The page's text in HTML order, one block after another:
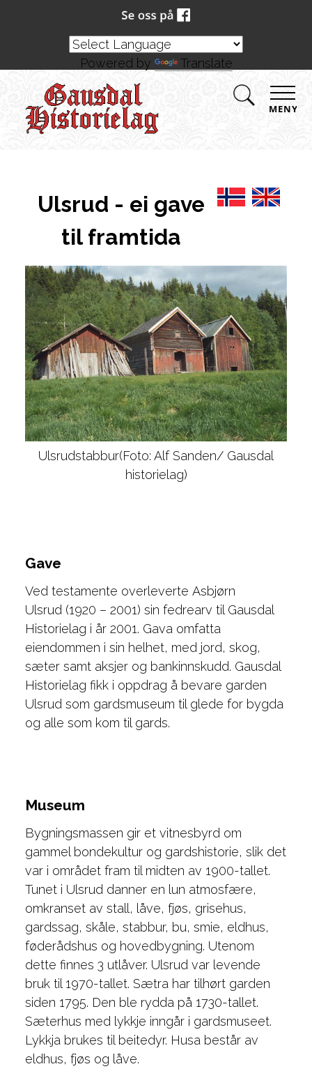
MENY
Ulsrud - ei gave
til framtida
Ulsrudstabbur(Foto: Alf Sanden/ Gausdal
historielag)
Gave
Ved testamente overleverte Asbjørn
Ulsrud (1920 – 2001) sin fedrearv til Gausdal
Historielag i år 2001. Gava omfatta
eiendommen i sin helhet, med jord, skog,
sæter samt aksjer og bankinnskudd. Gausdal
Historielag fikk i oppdrag å bevare garden
Ulsrud som gardsmuseum til glede for bygda
og alle som kom til gards.
Museum
Bygningsmassen gir et vitnesbyrd om
gammel bondekultur og gardshistorie, slik det
var i området fram til midten av 1900-tallet.
Tunet i Ulsrud danner en lun atmosfære,
omkranset av stall, låve, fjøs, grisehus,
gardssag, skåle, stabbur, bu, smie, eldhus,
føderådshus og hovedbygning. Utenom
dette finnes 3 utlåver. Ulsrud var levende
bruk til 1970-tallet. Sætra har tilhørt garden
siden 1795. Den ble rydda på 1730-tallet.
Sæterhus med lykkje inngår i gardsmuseet.
Lykkja brukes til beitedyr. Husa består av
eldhus, fjøs og låve.
Powered by Translate